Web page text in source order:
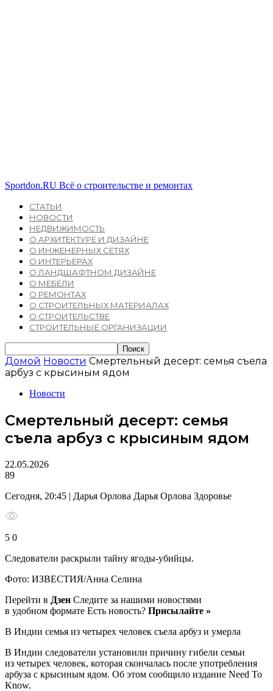
Sportdon.RU Всё о строительстве и ремонтах
СТАТЬИ
НОВОСТИ
НЕДВИЖИМОСТЬ
О АРХИТЕКТУРЕ И ДИЗАЙНЕ
О ИНЖЕНЕРНЫХ СЕТЯХ
О ИНТЕРЬЕРАХ
О ЛАНДШАФТНОМ ДИЗАЙНЕ
О МЕБЕЛИ
О РЕМОНТАХ
О СТРОИТЕЛЬНЫХ МАТЕРИАЛАХ
О СТРОИТЕЛЬСТВЕ
СТРОИТЕЛЬНЫЕ ОРГАНИЗАЦИИ
Домой Новости Смертельный десерт: семья съела
арбуз с крысиным ядом
Новости
Смертельный десерт: семья
съела арбуз с крысиным ядом
22.05.2026
89
Сегодня, 20:45 | Дарья Орлова Дарья Орлова Здоровье
5 0
Следователи раскрыли тайну ягоды-убийцы.
Фото: ИЗВЕСТИЯ/Анна Селина
Перейти в Дзен Следите за нашими новостями
в удобном формате Есть новость? Присылайте »
В Индии семья из четырех человек съела арбуз и умерла
В Индии следователи установили причину гибели семьи
из четырех человек, которая скончалась после употребления
арбуза с крысиным ядом. Об этом сообщило издание Need To
Know.